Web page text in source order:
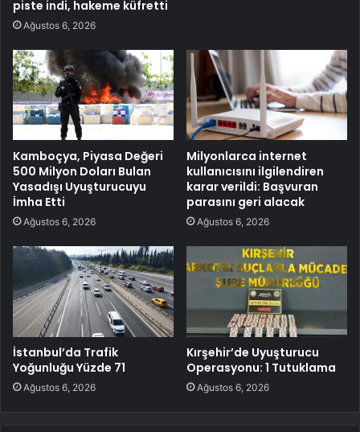
piste indi, hakeme küfretti
Ağustos 6, 2026
Kamboçya, Piyasa Değeri
500 Milyon Doları Bulan
Yasadışı Uyuşturucuyu
İmha Etti
Ağustos 6, 2026
Milyonlarca internet
kullanıcısını ilgilendiren
karar verildi: Başvuran
parasını geri alacak
Ağustos 6, 2026
İstanbul’da Trafik
Yoğunluğu Yüzde 71
Ağustos 6, 2026
Kırşehir’de Uyuşturucu
Operasyonu: 1 Tutuklama
Ağustos 6, 2026